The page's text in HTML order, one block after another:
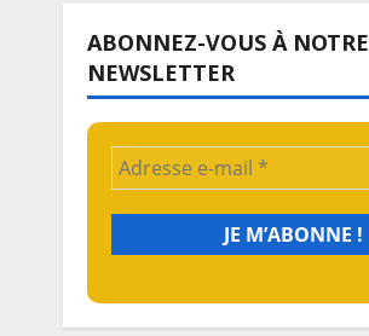
ABONNEZ-VOUS À NOTRE
NEWSLETTER